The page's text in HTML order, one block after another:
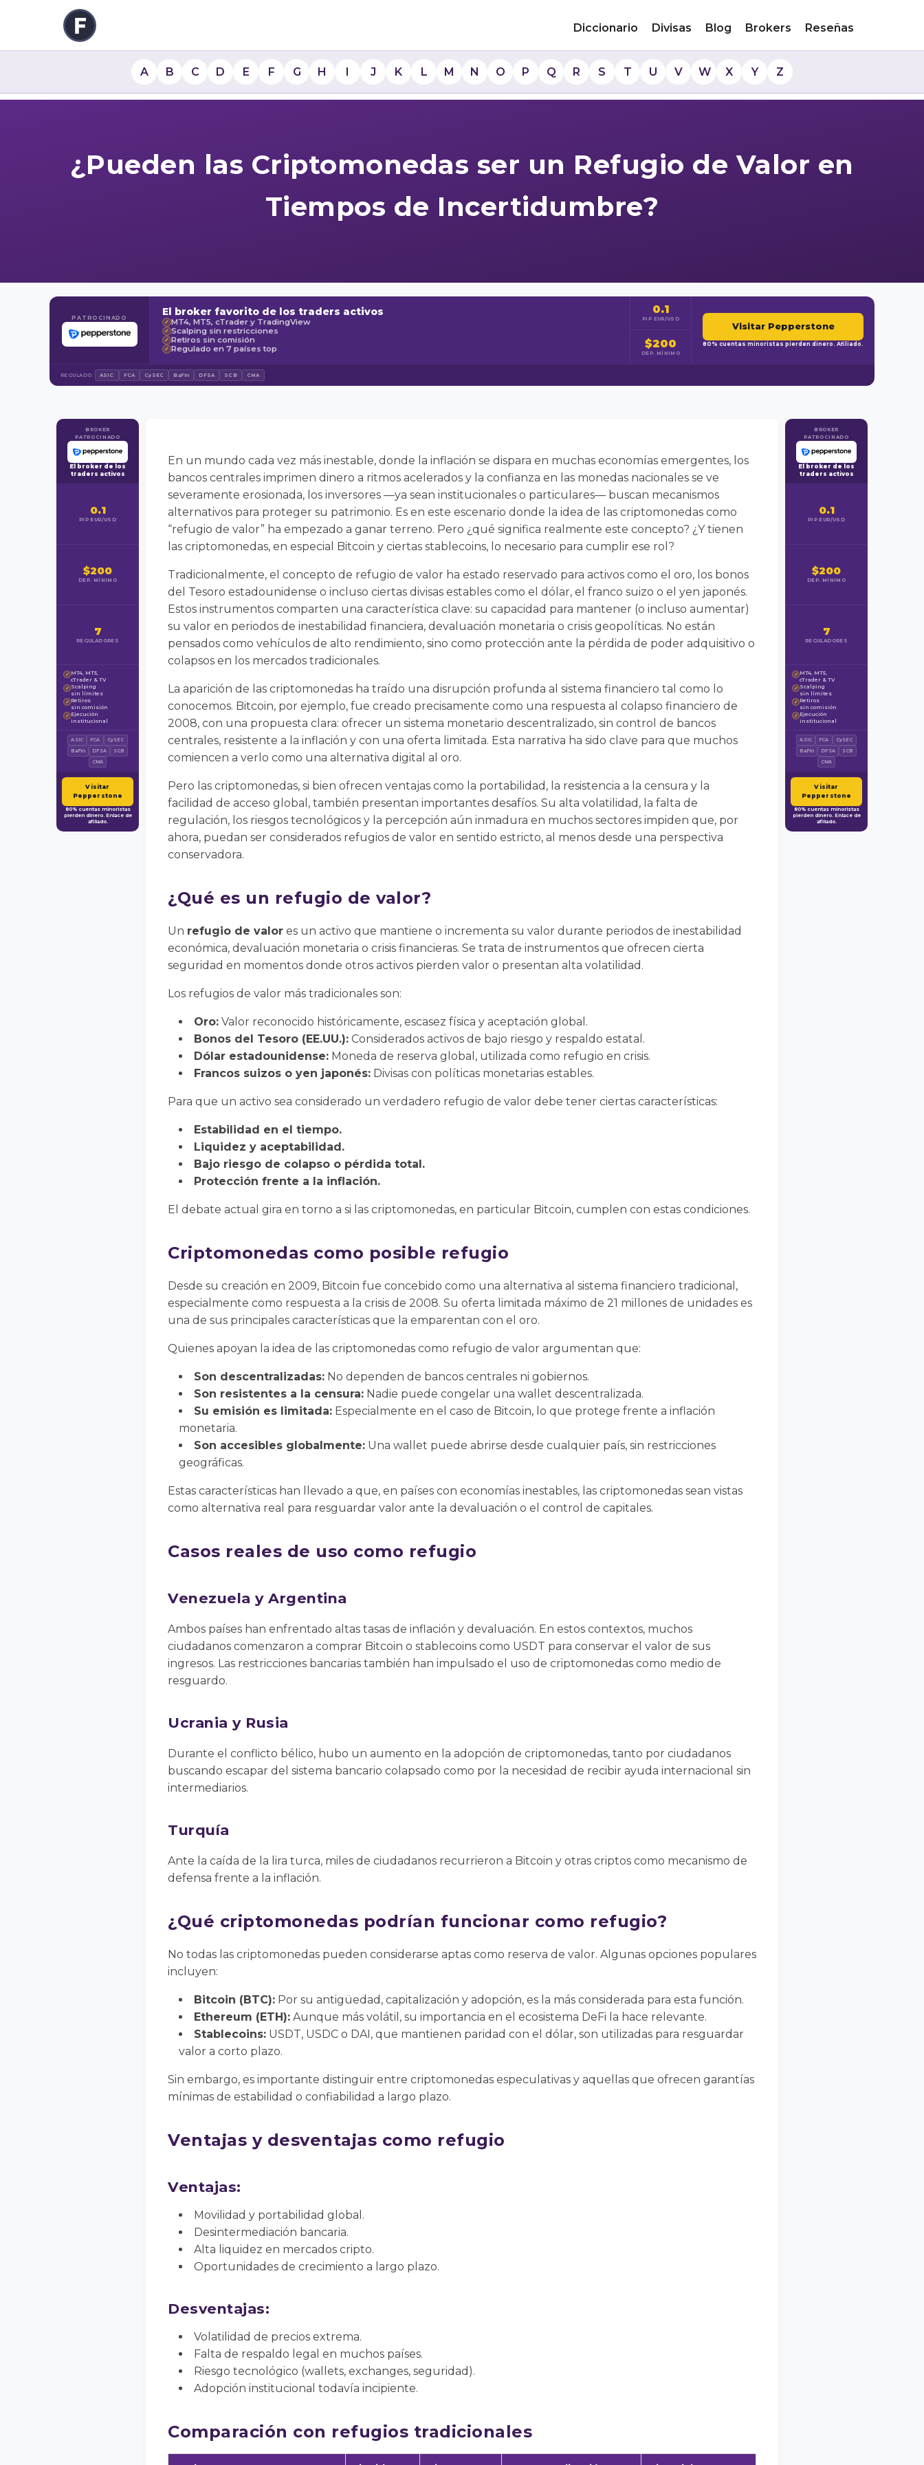
Diccionario Divisas Blog Brokers Reseñas
A B C D E F G H I J K L M N O P Q R S T U V W X Y Z
¿Pueden las Criptomonedas ser un Refugio de Valor en
Tiempos de Incertidumbre?
PATROCINADO El broker favorito de los traders activos
✓ MT4, MT5, cTrader y TradingView
✓ Scalping sin restricciones
✓ Retiros sin comisión
✓ Regulado en 7 países top
0.1
PIP EUR/USD
$200
DEP. MÍNIMO
Visitar Pepperstone
80% cuentas minoristas pierden dinero. Afiliado.
REGULADO: ASIC FCA CySEC BaFin DFSA SCB CMA
BROKER
PATROCINADO
El broker de los
traders activos
0.1
PIP EUR/USD
$200
DEP. MÍNIMO
7
REGULADORES
✓ MT4, MT5,
cTrader & TV
✓ Scalping
sin límites
✓ Retiros
sin comisión
✓ Ejecución
institucional
ASIC FCA
CySEC
BaFin
DFSA
SCB
CMA
Visitar
Pepperstone
80% cuentas minoristas
pierden dinero. Enlace de
afiliado.
En un mundo cada vez más inestable, donde la inflación se dispara en muchas economías emergentes, los
bancos centrales imprimen dinero a ritmos acelerados y la confianza en las monedas nacionales se ve
severamente erosionada, los inversores —ya sean institucionales o particulares— buscan mecanismos
alternativos para proteger su patrimonio. Es en este escenario donde la idea de las criptomonedas como
“refugio de valor” ha empezado a ganar terreno. Pero ¿qué significa realmente este concepto? ¿Y tienen
las criptomonedas, en especial Bitcoin y ciertas stablecoins, lo necesario para cumplir ese rol?
Tradicionalmente, el concepto de refugio de valor ha estado reservado para activos como el oro, los bonos
del Tesoro estadounidense o incluso ciertas divisas estables como el dólar, el franco suizo o el yen japonés.
Estos instrumentos comparten una característica clave: su capacidad para mantener (o incluso aumentar)
su valor en periodos de inestabilidad financiera, devaluación monetaria o crisis geopolíticas. No están
pensados como vehículos de alto rendimiento, sino como protección ante la pérdida de poder adquisitivo o
colapsos en los mercados tradicionales.
La aparición de las criptomonedas ha traído una disrupción profunda al sistema financiero tal como lo
conocemos. Bitcoin, por ejemplo, fue creado precisamente como una respuesta al colapso financiero de
2008, con una propuesta clara: ofrecer un sistema monetario descentralizado, sin control de bancos
centrales, resistente a la inflación y con una oferta limitada. Esta narrativa ha sido clave para que muchos
comiencen a verlo como una alternativa digital al oro.
Pero las criptomonedas, si bien ofrecen ventajas como la portabilidad, la resistencia a la censura y la
facilidad de acceso global, también presentan importantes desafíos. Su alta volatilidad, la falta de
regulación, los riesgos tecnológicos y la percepción aún inmadura en muchos sectores impiden que, por
ahora, puedan ser considerados refugios de valor en sentido estricto, al menos desde una perspectiva
conservadora.
¿Qué es un refugio de valor?
Un refugio de valor es un activo que mantiene o incrementa su valor durante periodos de inestabilidad
económica, devaluación monetaria o crisis financieras. Se trata de instrumentos que ofrecen cierta
seguridad en momentos donde otros activos pierden valor o presentan alta volatilidad.
Los refugios de valor más tradicionales son:
Oro: Valor reconocido históricamente, escasez física y aceptación global.
Bonos del Tesoro (EE.UU.): Considerados activos de bajo riesgo y respaldo estatal.
Dólar estadounidense: Moneda de reserva global, utilizada como refugio en crisis.
Francos suizos o yen japonés: Divisas con políticas monetarias estables.
Para que un activo sea considerado un verdadero refugio de valor debe tener ciertas características:
Estabilidad en el tiempo.
Liquidez y aceptabilidad.
Bajo riesgo de colapso o pérdida total.
Protección frente a la inflación.
El debate actual gira en torno a si las criptomonedas, en particular Bitcoin, cumplen con estas condiciones.
Criptomonedas como posible refugio
Desde su creación en 2009, Bitcoin fue concebido como una alternativa al sistema financiero tradicional,
especialmente como respuesta a la crisis de 2008. Su oferta limitada máximo de 21 millones de unidades es
una de sus principales características que la emparentan con el oro.
Quienes apoyan la idea de las criptomonedas como refugio de valor argumentan que:
Son descentralizadas: No dependen de bancos centrales ni gobiernos.
Son resistentes a la censura: Nadie puede congelar una wallet descentralizada.
Su emisión es limitada: Especialmente en el caso de Bitcoin, lo que protege frente a inflación
monetaria.
Son accesibles globalmente: Una wallet puede abrirse desde cualquier país, sin restricciones
geográficas.
Estas características han llevado a que, en países con economías inestables, las criptomonedas sean vistas
como alternativa real para resguardar valor ante la devaluación o el control de capitales.
Casos reales de uso como refugio
Venezuela y Argentina
Ambos países han enfrentado altas tasas de inflación y devaluación. En estos contextos, muchos
ciudadanos comenzaron a comprar Bitcoin o stablecoins como USDT para conservar el valor de sus
ingresos. Las restricciones bancarias también han impulsado el uso de criptomonedas como medio de
resguardo.
Ucrania y Rusia
Durante el conflicto bélico, hubo un aumento en la adopción de criptomonedas, tanto por ciudadanos
buscando escapar del sistema bancario colapsado como por la necesidad de recibir ayuda internacional sin
intermediarios.
Turquía
Ante la caída de la lira turca, miles de ciudadanos recurrieron a Bitcoin y otras criptos como mecanismo de
defensa frente a la inflación.
¿Qué criptomonedas podrían funcionar como refugio?
No todas las criptomonedas pueden considerarse aptas como reserva de valor. Algunas opciones populares
incluyen:
Bitcoin (BTC): Por su antigüedad, capitalización y adopción, es la más considerada para esta función.
Ethereum (ETH): Aunque más volátil, su importancia en el ecosistema DeFi la hace relevante.
Stablecoins: USDT, USDC o DAI, que mantienen paridad con el dólar, son utilizadas para resguardar
valor a corto plazo.
Sin embargo, es importante distinguir entre criptomonedas especulativas y aquellas que ofrecen garantías
mínimas de estabilidad o confiabilidad a largo plazo.
Ventajas y desventajas como refugio
Ventajas:
Movilidad y portabilidad global.
Desintermediación bancaria.
Alta liquidez en mercados cripto.
Oportunidades de crecimiento a largo plazo.
Desventajas:
Volatilidad de precios extrema.
Falta de respaldo legal en muchos países.
Riesgo tecnológico (wallets, exchanges, seguridad).
Adopción institucional todavía incipiente.
Comparación con refugios tradicionales
BROKER
PATROCINADO
El broker de los
traders activos
0.1
PIP EUR/USD
$200
DEP. MÍNIMO
7
REGULADORES
✓ MT4, MT5,
cTrader & TV
✓ Scalping
sin límites
✓ Retiros
sin comisión
✓ Ejecución
institucional
ASIC FCA
CySEC
BaFin
DFSA
SCB
CMA
Visitar
Pepperstone
80% cuentas minoristas
pierden dinero. Enlace de
afiliado.